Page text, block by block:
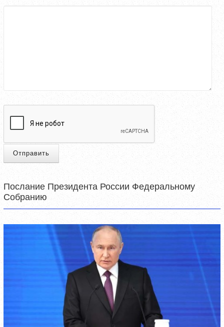
Отправить
Послание Президента России Федеральному
Собранию